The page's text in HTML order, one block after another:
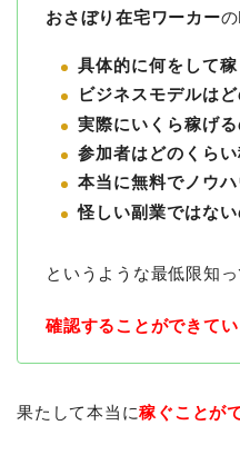
おさぼり在宅ワーカー
具体的に何をして
ビジネスモデルは
実際にいくら稼げ
参加者はどのくら
本当に無料でノウ
怪しい副業ではな
というような最低限知
確認することができてい
果たして本当に稼ぐことが